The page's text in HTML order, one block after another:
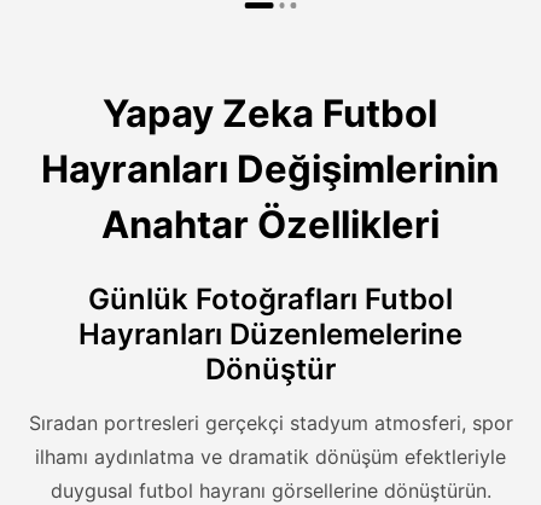
Yapay Zeka Futbol
Hayranları Değişimlerinin
Anahtar Özellikleri
Günlük Fotoğrafları Futbol
Hayranları Düzenlemelerine
Dönüştür
Sıradan portresleri gerçekçi stadyum atmosferi, spor
ilhamı aydınlatma ve dramatik dönüşüm efektleriyle
duygusal futbol hayranı görsellerine dönüştürün.